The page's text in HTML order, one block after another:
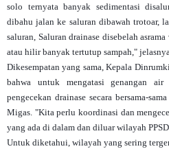
solo ternyata banyak sedimentasi
dibahu jalan ke saluran dibawah trotoar,
saluran, Saluran drainase disebelah
atau hilir banyak tertutup sampah," jelasnya.
Dikesempatan yang sama, Kepala
bahwa untuk mengatasi genangan
pengecekan drainase secara bersama-
Migas. "Kita perlu koordinasi dan
yang ada di dalam dan diluar wilayah
Untuk diketahui, wilayah yang sering